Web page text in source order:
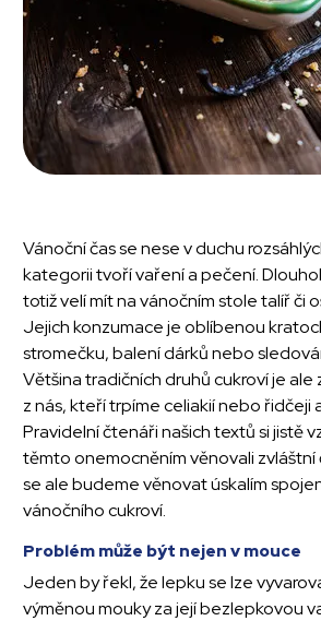
Vánoční čas se nese v duchu
kategorii tvoří vaření a pečení.
totiž velí mít na vánočním stole talíř či
Jejich konzumace je oblíbenou
stromečku, balení dárků nebo
Většina tradičních druhů cukroví je
z nás, kteří trpíme celiakií nebo řidčeji
Pravidelní čtenáři našich textů si jistě
těmto onemocněním věnovali zvláštní
se ale budeme věnovat úskalím
vánočního cukroví.
Problém může být nejen v mouce
Jeden by řekl, že lepku se lze
výměnou mouky za její bezlepkovou